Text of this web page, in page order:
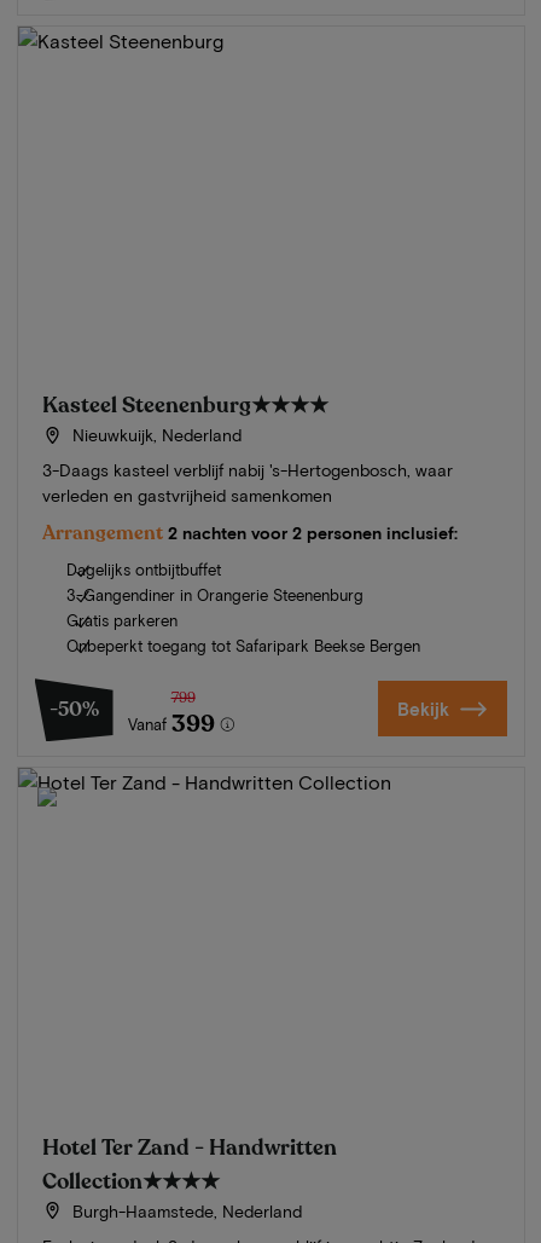
Kasteel Steenenburg★★★★
Nieuwkuijk, Nederland
3-Daags kasteel verblijf nabij 's-Hertogenbosch, waar
verleden en gastvrijheid samenkomen
Arrangement 2 nachten voor 2 personen inclusief:
Dagelijks ontbijtbuffet
3-Gangendiner in Orangerie Steenenburg
Gratis parkeren
Onbeperkt toegang tot Safaripark Beekse Bergen
-50%
Vanaf
799
399 Bekijk
Hotel Ter Zand - Handwritten
Collection★★★★
Burgh-Haamstede, Nederland